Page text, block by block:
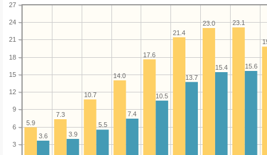
3
6
9
12
15
18
21
24
27
23.1
23.0
21.4
17.6
14.0
10.7
7.3
5.9
15.6
15.4
13.7
10.5
7.4
5.5
3.9
3.6